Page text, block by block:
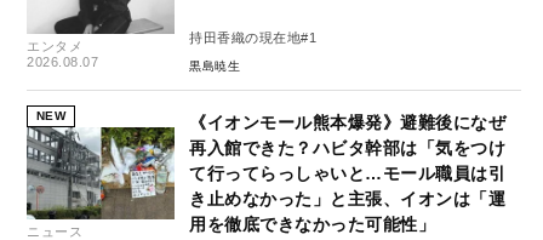
エンタメ
2026.08.07
持田香織の現在地#1
黒島暁生
NEW
ニュース
《イオンモール熊本爆発》避難後になぜ
再入館できた？ハビタ幹部は「気をつけ
て行ってらっしゃいと…モール職員は引
き止めなかった」と主張、イオンは「運
用を徹底できなかった可能性」